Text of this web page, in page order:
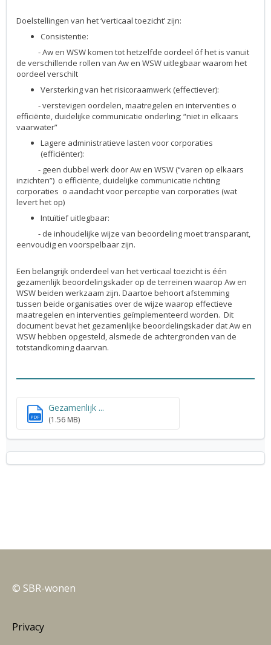
Doelstellingen van het ‘verticaal toezicht’ zijn:
Consistentie:
- Aw en WSW komen tot hetzelfde oordeel óf het is vanuit
de verschillende rollen van Aw en WSW uitlegbaar waarom het
oordeel verschilt
Versterking van het risicoraamwerk (effectiever):
- verstevigen oordelen, maatregelen en interventies o
efficiënte, duidelijke communicatie onderling; “niet in elkaars
vaarwater”
Lagere administratieve lasten voor corporaties
(efficiënter):
- geen dubbel werk door Aw en WSW (“varen op elkaars
inzichten”) o efficiënte, duidelijke communicatie richting
corporaties o aandacht voor perceptie van corporaties (wat
levert het op)
Intuïtief uitlegbaar:
- de inhoudelijke wijze van beoordeling moet transparant,
eenvoudig en voorspelbaar zijn.
Een belangrijk onderdeel van het verticaal toezicht is één
gezamenlijk beoordelingskader op de terreinen waarop Aw en
WSW beiden werkzaam zijn. Daartoe behoort afstemming
tussen beide organisaties over de wijze waarop effectieve
maatregelen en interventies geïmplementeerd worden. Dit
document bevat het gezamenlijke beoordelingskader dat Aw en
WSW hebben opgesteld, alsmede de achtergronden van de
totstandkoming daarvan.
PDF
Gezamenlijk ...
(1.56 MB)
© SBR-wonen
Privacy